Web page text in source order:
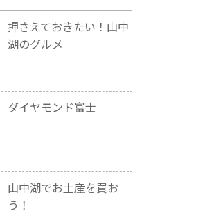
押さえておきたい！山中
湖のグルメ
ダイヤモンド富士
山中湖でお土産を買お
う！